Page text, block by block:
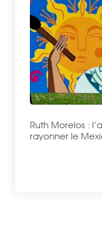
Ruth Morelos :
rayonner le